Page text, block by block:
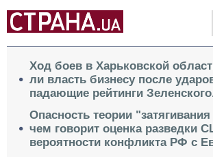
Ход боев в Харьковской
ли власть бизнесу после
падающие рейтинги
Опасность теории
чем говорит оценка разведки
вероятности конфликта РФ с